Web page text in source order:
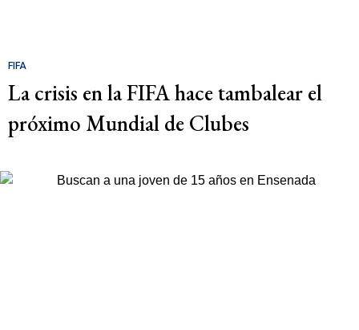
FIFA
La crisis en la FIFA hace tambalear el
próximo Mundial de Clubes